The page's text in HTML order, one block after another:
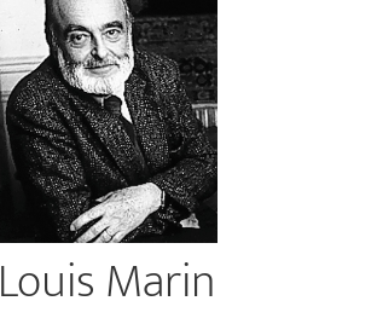
Louis Marin